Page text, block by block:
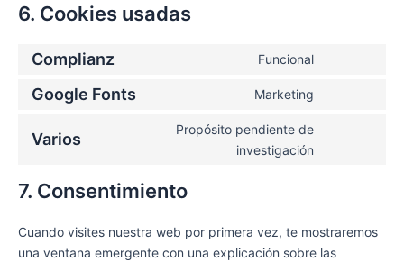
6. Cookies usadas
Complianz Funcional
Google Fonts Marketing
Varios
Propósito pendiente de
investigación
7. Consentimiento
Cuando visites nuestra web por primera vez, te mostraremos
una ventana emergente con una explicación sobre las